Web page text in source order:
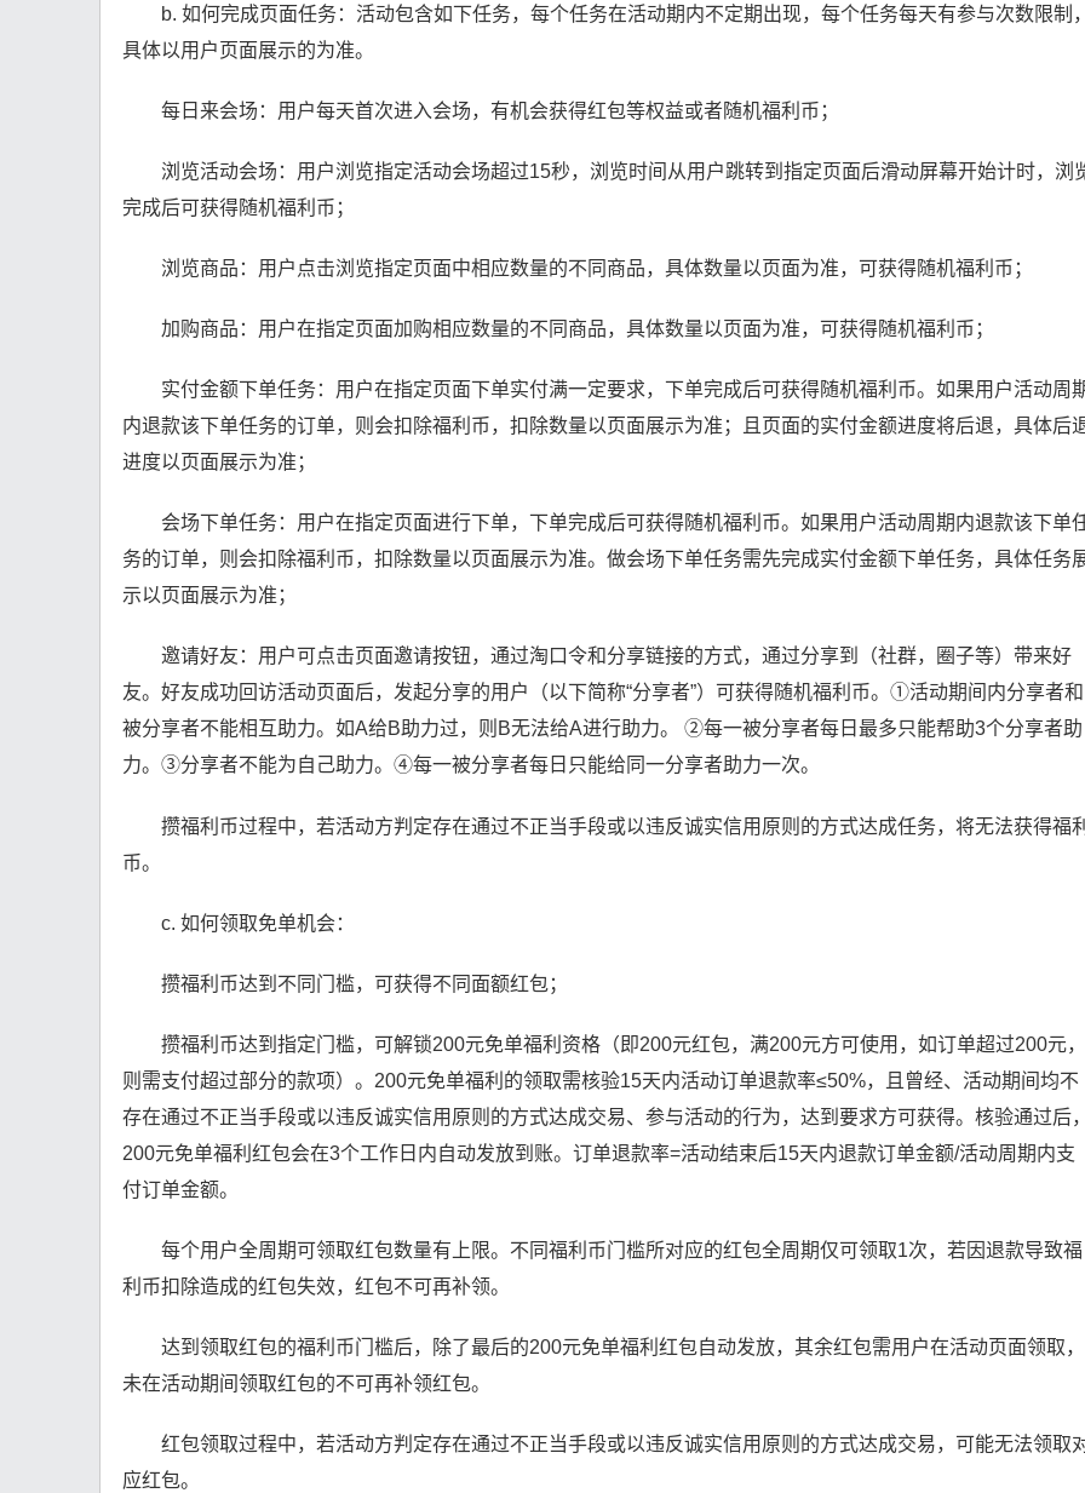
b. 如何完成页面任务：活动包含如下任务，每个任务在活动期内不定期出现，每个任务每天有参与次数限制，
具体以用户页面展示的为准。
每日来会场：用户每天首次进入会场，有机会获得红包等权益或者随机福利币；
浏览活动会场：用户浏览指定活动会场超过15秒，浏览时间从用户跳转到指定页面后滑动屏幕开始计时，浏
完成后可获得随机福利币；
浏览商品：用户点击浏览指定页面中相应数量的不同商品，具体数量以页面为准，可获得随机福利币；
加购商品：用户在指定页面加购相应数量的不同商品，具体数量以页面为准，可获得随机福利币；
实付金额下单任务：用户在指定页面下单实付满一定要求，下单完成后可获得随机福利币。如果用户活动周
内退款该下单任务的订单，则会扣除福利币，扣除数量以页面展示为准；且页面的实付金额进度将后退，具体后
进度以页面展示为准；
会场下单任务：用户在指定页面进行下单，下单完成后可获得随机福利币。如果用户活动周期内退款该下单
务的订单，则会扣除福利币，扣除数量以页面展示为准。做会场下单任务需先完成实付金额下单任务，具体任务
示以页面展示为准；
邀请好友：用户可点击页面邀请按钮，通过淘口令和分享链接的方式，通过分享到（社群，圈子等）带来好
友。好友成功回访活动页面后，发起分享的用户（以下简称“分享者”）可获得随机福利币。①活动期间内分享者和
被分享者不能相互助力。如A给B助力过，则B无法给A进行助力。 ②每一被分享者每日最多只能帮助3个分享者助
力。③分享者不能为自己助力。④每一被分享者每日只能给同一分享者助力一次。
攒福利币过程中，若活动方判定存在通过不正当手段或以违反诚实信用原则的方式达成任务，将无法获得福利
币。
c. 如何领取免单机会：
攒福利币达到不同门槛，可获得不同面额红包；
攒福利币达到指定门槛，可解锁200元免单福利资格（即200元红包，满200元方可使用，如订单超过200元，
则需支付超过部分的款项）。200元免单福利的领取需核验15天内活动订单退款率≤50%，且曾经、活动期间均不
存在通过不正当手段或以违反诚实信用原则的方式达成交易、参与活动的行为，达到要求方可获得。核验通过后，
200元免单福利红包会在3个工作日内自动发放到账。订单退款率=活动结束后15天内退款订单金额/活动周期内支
付订单金额。
每个用户全周期可领取红包数量有上限。不同福利币门槛所对应的红包全周期仅可领取1次，若因退款导致福
利币扣除造成的红包失效，红包不可再补领。
达到领取红包的福利币门槛后，除了最后的200元免单福利红包自动发放，其余红包需用户在活动页面领取，
未在活动期间领取红包的不可再补领红包。
红包领取过程中，若活动方判定存在通过不正当手段或以违反诚实信用原则的方式达成交易，可能无法领取
应红包。